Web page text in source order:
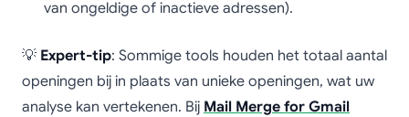
van ongeldige of inactieve adressen).
💡 Expert-tip: Sommige tools houden het totaal aantal
openingen bij in plaats van unieke openingen, wat uw
analyse kan vertekenen. Bij Mail Merge for Gmail